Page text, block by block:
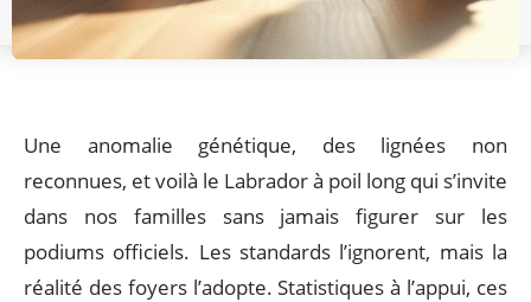
Une anomalie génétique, des lignées non
reconnues, et voilà le Labrador à poil long qui s’invite
dans nos familles sans jamais figurer sur les
podiums officiels. Les standards l’ignorent, mais la
réalité des foyers l’adopte. Statistiques à l’appui, ces